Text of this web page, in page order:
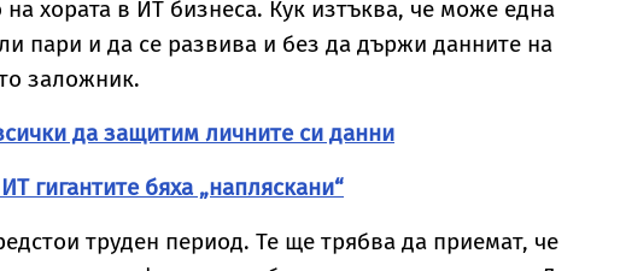
хората в ИТ бизнеса. Кук изтъква, че може една
пари и да се развива и без да държи данните на
заложник.
да защитим личните си данни
гигантите бяха „напляскани“
труден период. Те ще трябва да приемат, че